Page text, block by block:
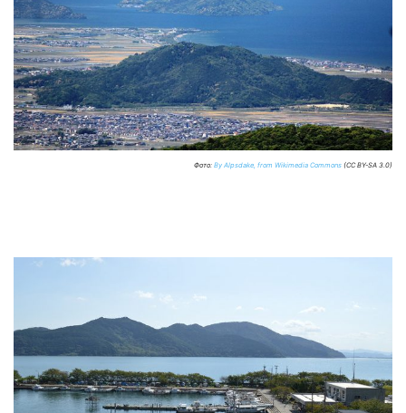
Фото: By Alpsdake, from Wikimedia Commons (CC BY-SA 3.0)